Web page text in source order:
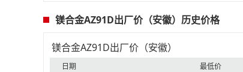
镁合金AZ91D出厂价（安徽）历史价格
镁合金AZ91D出厂价（安徽）
日期 最低价